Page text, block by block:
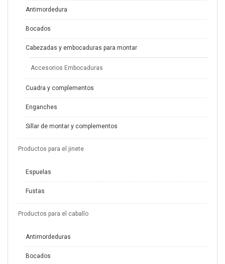
Antimordedura
Bocados
Cabezadas y embocaduras para montar
Accesorios Embocaduras
Cuadra y complementos
Enganches
Sillar de montar y complementos
Productos para el jinete
Espuelas
Fustas
Productos para el caballo
Antimordeduras
Bocados